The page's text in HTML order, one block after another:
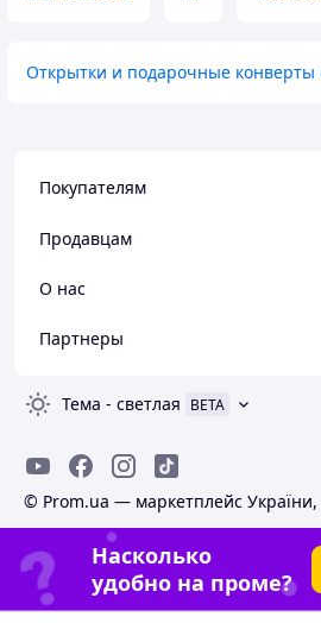
Открытки и подарочные конверты
Покупателям
Продавцам
О нас
Партнеры
Тема - светлая BETA
© Prom.ua — маркетплейс України,
Насколько
удобно на проме?